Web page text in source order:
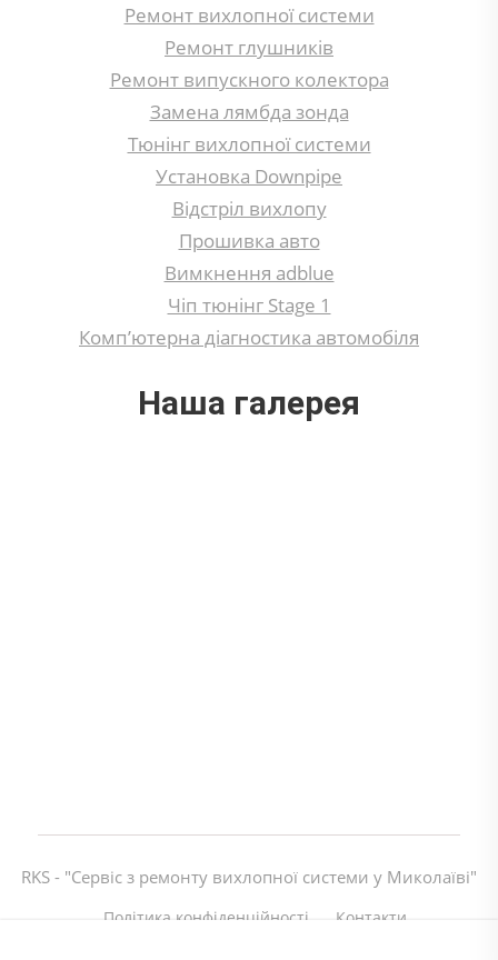
Ремонт вихлопної системи
Ремонт глушників
Ремонт випускного колектора
Замена лямбда зонда
Тюнінг вихлопної системи
Установка Downpipe
Відстріл вихлопу
Прошивка авто
Вимкнення adblue
Чіп тюнінг Stage 1
Комп’ютерна діагностика автомобіля
Наша галерея
RKS - "Сервіс з ремонту вихлопної системи у Миколаїві"
Політика конфіденційності Контакти